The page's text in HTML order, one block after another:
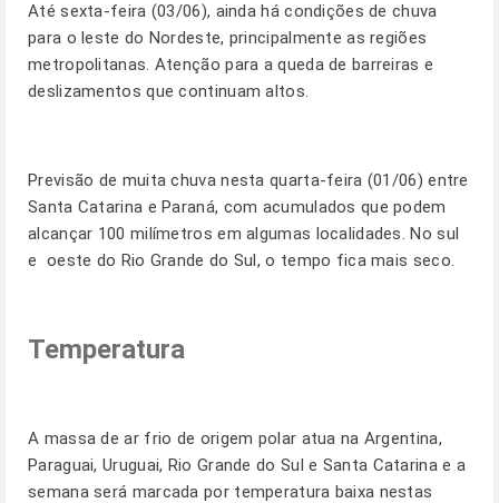
Até sexta-feira (03/06), ainda há condições de chuva
para o leste do Nordeste, principalmente as regiões
metropolitanas. Atenção para a queda de barreiras e
deslizamentos que continuam altos.
Previsão de muita chuva nesta quarta-feira (01/06) entre
Santa Catarina e Paraná, com acumulados que podem
alcançar 100 milímetros em algumas localidades. No sul
e oeste do Rio Grande do Sul, o tempo fica mais seco.
Temperatura
A massa de ar frio de origem polar atua na Argentina,
Paraguai, Uruguai, Rio Grande do Sul e Santa Catarina e a
semana será marcada por temperatura baixa nestas